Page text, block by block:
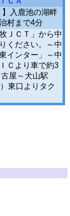
入鹿池の湖畔
村まで4分
ＪＣＴ」から中
ください。～中
インター」～中
Ｃより車で約3
屋～犬山駅
東口よりタク